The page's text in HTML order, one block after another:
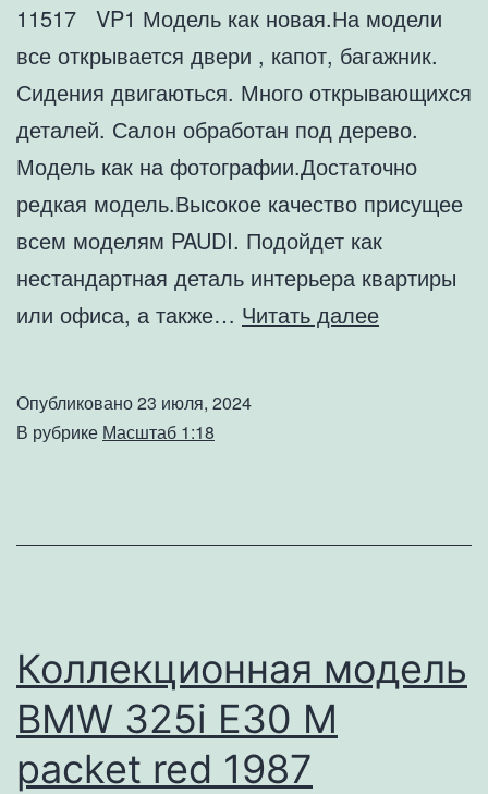
11517 VP1 Модель как новая.На модели
все открывается двери , капот, багажник.
Сидения двигаються. Много открывающихся
деталей. Салон обработан под дерево.
Модель как на фотографии.Достаточно
редкая модель.Высокое качество присущее
всем моделям PAUDI. Подойдет как
нестандартная деталь интерьера квартиры
или офиса, а также… Читать далее
Опубликовано23 июля, 2024
В рубрике Масштаб 1:18
Коллекционная модель
BMW 325i E30 M
packet red 1987